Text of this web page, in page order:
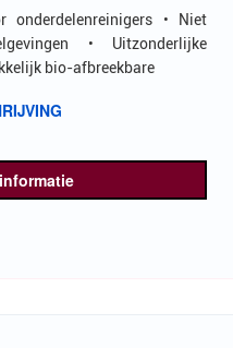
onderdelenreinigers • Niet
• Uitzonderlijke
bio-afbreekbare